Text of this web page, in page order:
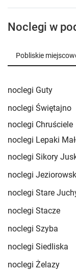
Noclegi w
Pobliskie
noclegi Guty
noclegi Świętajno
noclegi Chruściele
noclegi Lepaki
noclegi Sikory
noclegi
noclegi Stare
noclegi Stacze
noclegi Szyba
noclegi Siedliska
noclegi Żelazy